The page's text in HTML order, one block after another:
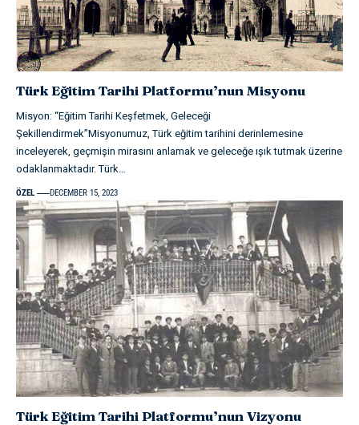
Türk Eğitim Tarihi Platformu’nun Misyonu
Misyon: “Eğitim Tarihi Keşfetmek, Geleceği
Şekillendirmek”Misyonumuz, Türk eğitim tarihini derinlemesine
inceleyerek, geçmişin mirasını anlamak ve geleceğe ışık tutmak üzerine
odaklanmaktadır. Türk…
ÖZEL DECEMBER 15, 2023
Türk Eğitim Tarihi Platformu’nun Vizyonu